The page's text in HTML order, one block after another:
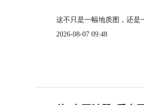
这不只是一幅地质图，还是
2026-08-07 09:48